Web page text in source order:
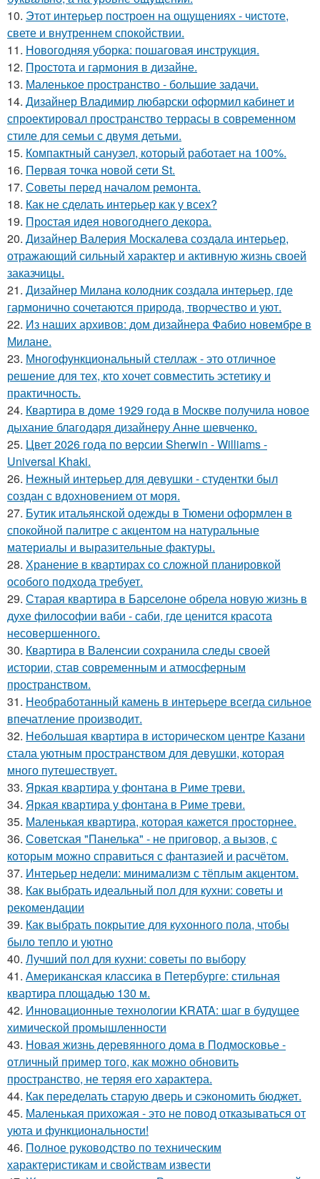
10. Этот интерьер построен на ощущениях - чистоте,
свете и внутреннем спокойствии.
11. Новогодняя уборка: пошаговая инструкция.
12. Простота и гармония в дизайне.
13. Маленькое пространство - большие задачи.
14. Дизайнер Владимир любарски оформил кабинет и
спроектировал пространство террасы в современном
стиле для семьи с двумя детьми.
15. Компактный санузел, который работает на 100%.
16. Первая точка новой сети St.
17. Советы перед началом ремонта.
18. Как не сделать интерьер как у всех?
19. Простая идея новогоднего декора.
20. Дизайнер Валерия Москалева создала интерьер,
отражающий сильный характер и активную жизнь своей
заказчицы.
21. Дизайнер Милана колодник создала интерьер, где
гармонично сочетаются природа, творчество и уют.
22. Из наших архивов: дом дизайнера Фабио новембре в
Милане.
23. Многофункциональный стеллаж - это отличное
решение для тех, кто хочет совместить эстетику и
практичность.
24. Квартира в доме 1929 года в Москве получила новое
дыхание благодаря дизайнеру Анне шевченко.
25. Цвет 2026 года по версии Sherwin - Williams -
Universal Khaki.
26. Нежный интерьер для девушки - студентки был
создан с вдохновением от моря.
27. Бутик итальянской одежды в Тюмени оформлен в
спокойной палитре с акцентом на натуральные
материалы и выразительные фактуры.
28. Хранение в квартирах со сложной планировкой
особого подхода требует.
29. Старая квартира в Барселоне обрела новую жизнь в
духе философии ваби - саби, где ценится красота
несовершенного.
30. Квартира в Валенсии сохранила следы своей
истории, став современным и атмосферным
пространством.
31. Необработанный камень в интерьере всегда сильное
впечатление производит.
32. Небольшая квартира в историческом центре Казани
стала уютным пространством для девушки, которая
много путешествует.
33. Яркая квартира у фонтана в Риме треви.
34. Яркая квартира у фонтана в Риме треви.
35. Маленькая квартира, которая кажется просторнее.
36. Советская "Панелька" - не приговор, а вызов, с
которым можно справиться с фантазией и расчётом.
37. Интерьер недели: минимализм с тёплым акцентом.
38. Как выбрать идеальный пол для кухни: советы и
рекомендации
39. Как выбрать покрытие для кухонного пола, чтобы
было тепло и уютно
40. Лучший пол для кухни: советы по выбору
41. Американская классика в Петербурге: стильная
квартира площадью 130 м.
42. Инновационные технологии KRATA: шаг в будущее
химической промышленности
43. Новая жизнь деревянного дома в Подмосковье -
отличный пример того, как можно обновить
пространство, не теряя его характера.
44. Как переделать старую дверь и сэкономить бюджет.
45. Маленькая прихожая - это не повод отказываться от
уюта и функциональности!
46. Полное руководство по техническим
характеристикам и свойствам извести